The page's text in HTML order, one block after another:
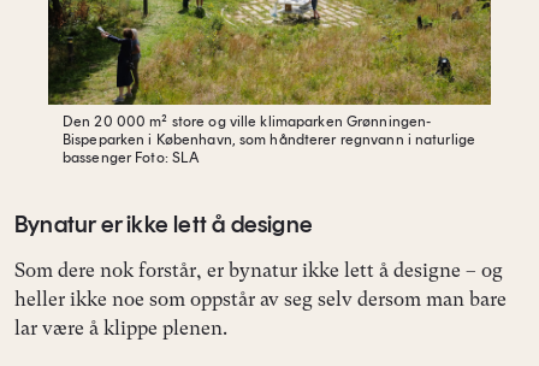
Den 20 000 m² store og ville klimaparken Grønningen-
Bispeparken i København, som håndterer regnvann i naturlige
bassengerFoto: SLA
Bynatur er ikke lett å designe
Som dere nok forstår, er bynatur ikke lett å designe – og
heller ikke noe som oppstår av seg selv dersom man bare
lar være å klippe plenen.